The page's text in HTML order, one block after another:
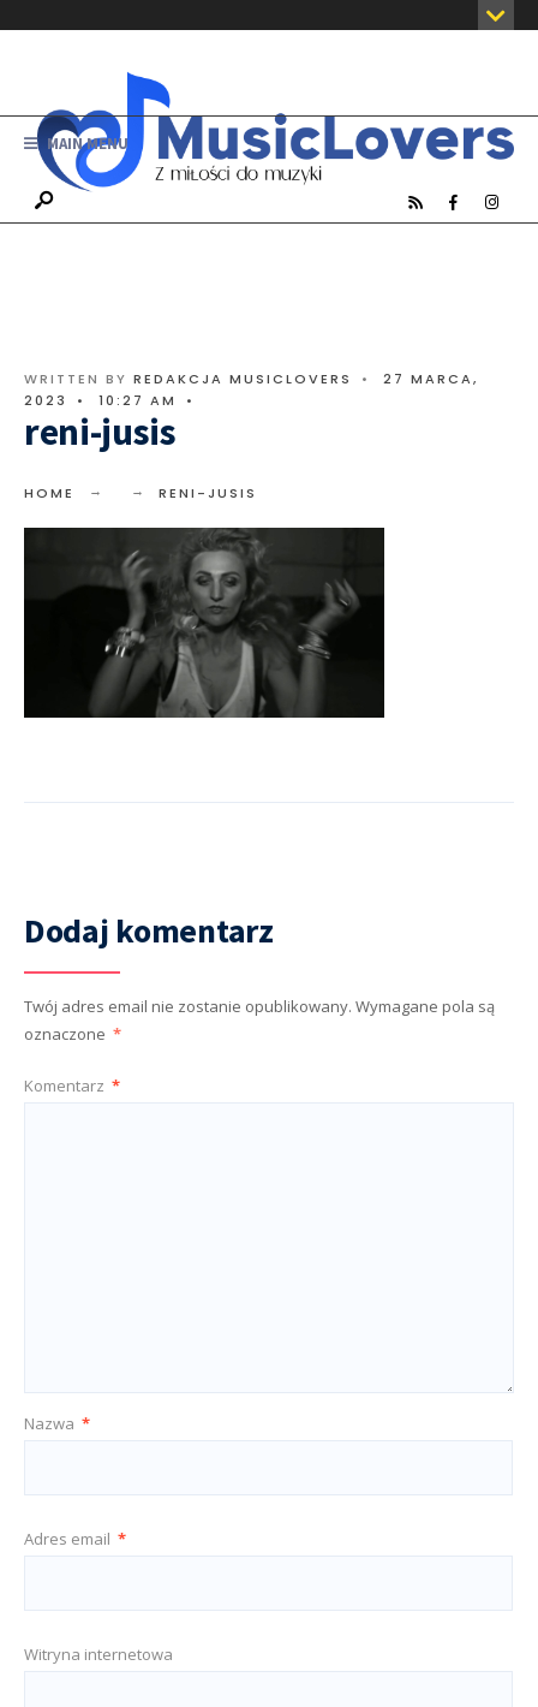
MAIN MENU
WRITTEN BY REDAKCJA MUSICLOVERS •
27 MARCA,
2023
• 10:27 AM •
reni-jusis
HOME RENI-JUSIS
Dodaj komentarz
Twój adres email nie zostanie opublikowany. Wymagane pola są
oznaczone *
Komentarz *
Nazwa *
Adres email *
Witryna internetowa